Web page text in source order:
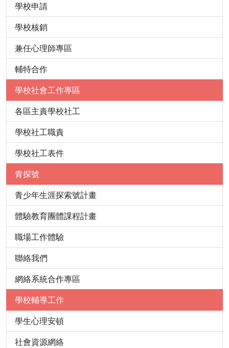
學校申請
學校核銷
兼任心理師專區
輔特合作
學校社會工作專區
各區主責學校社工
學校社工職責
學校社工表件
青探號
青少年生涯探索號計畫
體驗教育團體課程計畫
職場工作體驗
聯絡我們
網絡系統合作專區
學校輔導工作
學生心理安頓
社會資源網絡